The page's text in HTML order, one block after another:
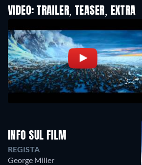
VIDEO: TRAILER, TEASER, EXTRA
INFO SUL FILM
REGISTA
George Miller